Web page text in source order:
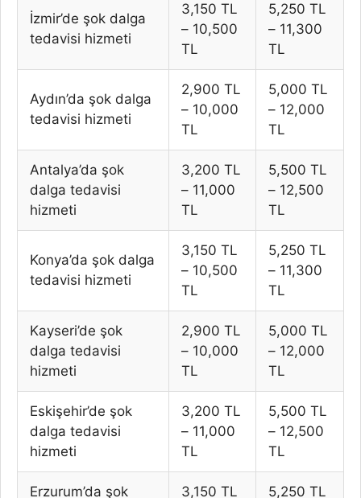
İzmir’de şok dalga
tedavisi hizmeti
3,150 TL
– 10,500
TL
5,250 TL
– 11,300
TL
Aydın’da şok dalga
tedavisi hizmeti
2,900 TL
– 10,000
TL
5,000 TL
– 12,000
TL
Antalya’da şok
dalga tedavisi
hizmeti
3,200 TL
– 11,000
TL
5,500 TL
– 12,500
TL
Konya’da şok dalga
tedavisi hizmeti
3,150 TL
– 10,500
TL
5,250 TL
– 11,300
TL
Kayseri’de şok
dalga tedavisi
hizmeti
2,900 TL
– 10,000
TL
5,000 TL
– 12,000
TL
Eskişehir’de şok
dalga tedavisi
hizmeti
3,200 TL
– 11,000
TL
5,500 TL
– 12,500
TL
Erzurum’da şok 3,150 TL 5,250 TL